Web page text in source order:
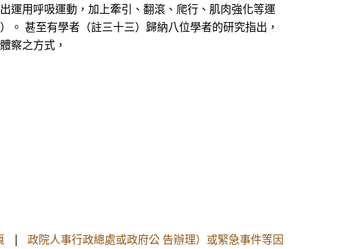
運用呼吸運動，加上牽引、翻滾、爬行、肌肉強化等運
甚至有學者（註三十三）歸納八位學者的研究指出，
察之方式，
| 政院人事行政總處或政府公 告辦理）或緊急事件等因